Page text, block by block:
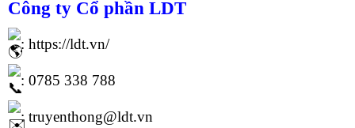
Công ty Cổ phần LDT
: https://ldt.vn/
: 0785 338 788
: truyenthong@ldt.vn